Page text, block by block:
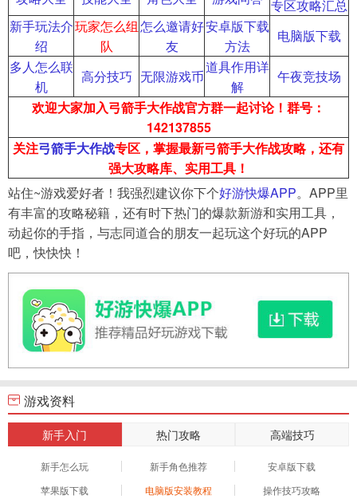
专区攻略汇总
新手玩法介
绍
玩家怎么组
队
怎么邀请好
友
安卓版下载
方法
电脑版下载
多人怎么联
机
高分技巧 无限游戏币
道具作用详
解
午夜竞技场
欢迎大家加入弓箭手大作战官方群一起讨论！群号：
142137855
关注弓箭手大作战专区，掌握最新弓箭手大作战攻略，还有
强大攻略库、实用工具！
站住~游戏爱好者！我强烈建议你下个好游快爆APP。APP里
有丰富的攻略秘籍，还有时下热门的爆款新游和实用工具，
动起你的手指，与志同道合的朋友一起玩这个好玩的APP
吧，快快快！
游戏资料
新手入门 热门攻略 高端技巧
新手怎么玩 新手角色推荐
安卓版下载
苹果版下载
电脑版安装教程
操作技巧攻略